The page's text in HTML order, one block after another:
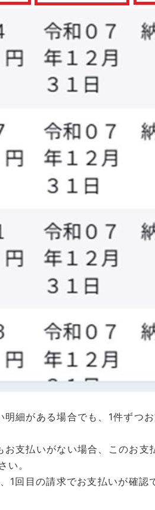
細がある場合でも、1件ずつ
支払いがない場合、このお支
い。
回目の請求でお支払いが確認